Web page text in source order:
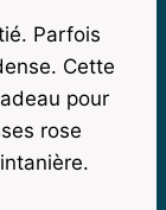
Parfois
Cette
pour
rose